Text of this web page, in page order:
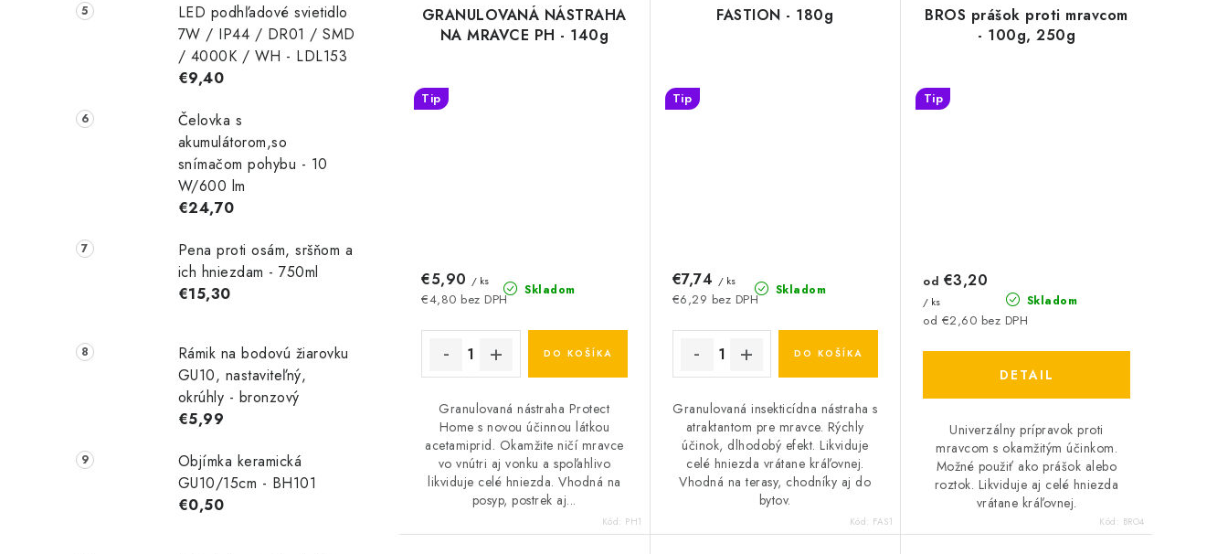
LED podhľadové svietidlo
7W / IP44 / DR01 / SMD
/ 4000K / WH - LDL153
€9,40
Čelovka s
akumulátorom,so
snímačom pohybu - 10
W/600 lm
€24,70
Pena proti osám, sršňom a
ich hniezdam - 750ml
€15,30
Rámik na bodovú žiarovku
GU10, nastaviteľný,
okrúhly - bronzový
€5,99
Objímka keramická
GU10/15cm - BH101
€0,50
GRANULOVANÁ NÁSTRAHA
NA MRAVCE PH - 140g
Tip
Skladom
€4,80 bez DPH
€5,90 / ks
DO KOŠÍKA
Granulovaná nástraha Protect
Home s novou účinnou látkou
acetamiprid. Okamžite ničí mravce
vo vnútri aj vonku a spoľahlivo
likviduje celé hniezda. Vhodná na
posyp, postrek aj...
Kód: PH1
FASTION - 180g
Tip
Skladom
€6,29 bez DPH
€7,74 / ks
DO KOŠÍKA
Granulovaná insekticídna nástraha s
atraktantom pre mravce. Rýchly
účinok, dlhodobý efekt. Likviduje
celé hniezda vrátane kráľovnej.
Vhodná na terasy, chodníky aj do
bytov.
Kód: FAS1
BROS prášok proti mravcom
- 100g, 250g
Tip
Skladom
od €2,60 bez DPH
od €3,20
/ ks
DETAIL
Univerzálny prípravok proti
mravcom s okamžitým účinkom.
Možné použiť ako prášok alebo
roztok. Likviduje aj celé hniezda
vrátane kráľovnej.
Kód: BRO4